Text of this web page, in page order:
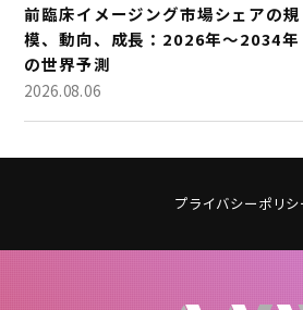
前臨床イメージング市場シェアの規
模、動向、成長：2026年～2034年
の世界予測
2026.08.06
プライバシーポリシ